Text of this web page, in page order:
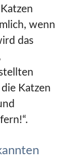
wenn
das
Katzen